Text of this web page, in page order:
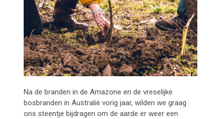
Na de branden in de Amazone en de vreselijke
bosbranden in Australië vorig jaar, wilden we graag
ons steentje bijdragen om de aarde er weer een